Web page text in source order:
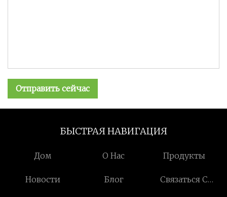
Отправить сейчас
БЫСТРАЯ НАВИГАЦИЯ
Дом О Нас Продукты
Новости Блог
Связаться С